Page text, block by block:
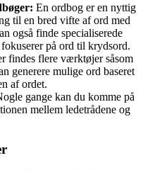
En ordbog er en nyttig
til en bred vifte af ord med
også finde specialiserede
på ord til krydsord.
findes flere værktøjer såsom
generere mulige ord baseret
af ordet.
gange kan du komme på
mellem ledetrådene og